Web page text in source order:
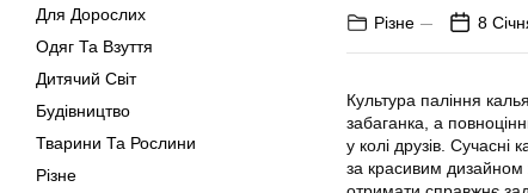
Для Дорослих
Одяг Та Взуття
Дитячий Світ
Будівництво
Тварини Та Рослини
Різне
Різне 8
Культура паління
забаганка, а
у колі друзів.
за красивим дизайном